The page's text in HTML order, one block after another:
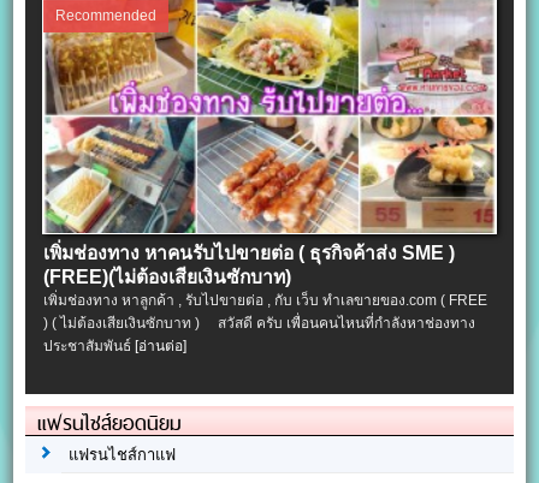
Recommended
เพิ่มช่องทาง หาคนรับไปขายต่อ ( ธุรกิจค้าส่ง SME )
(FREE)(ไม่ต้องเสียเงินซักบาท)
เพิ่มช่องทาง หาลูกค้า , รับไปขายต่อ , กับ เว็บ ทำเลขายของ.com ( FREE
) ( ไม่ต้องเสียเงินซักบาท ) สวัสดี ครับ เพื่อนคนไหนที่กำลังหาช่องทาง
ประชาสัมพันธ์[อ่านต่อ]
แฟรนไชส์ยอดนิยม
แฟรนไชส์กาแฟ